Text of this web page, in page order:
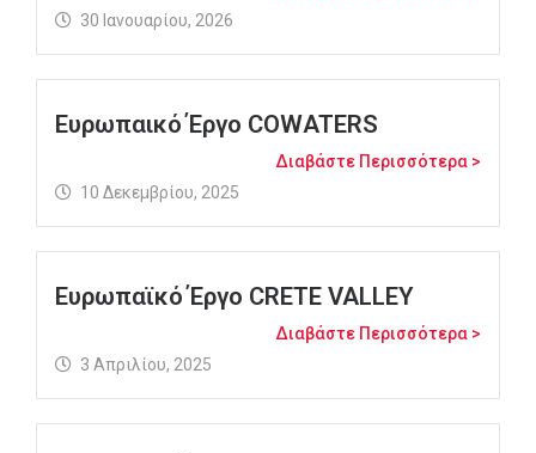
30 Ιανουαρίου, 2026
Ευρωπαικό Έργο COWATERS
Διαβάστε Περισσότερα >
10 Δεκεμβρίου, 2025
Ευρωπαϊκό Έργο CRETE VALLEY
Διαβάστε Περισσότερα >
3 Απριλίου, 2025